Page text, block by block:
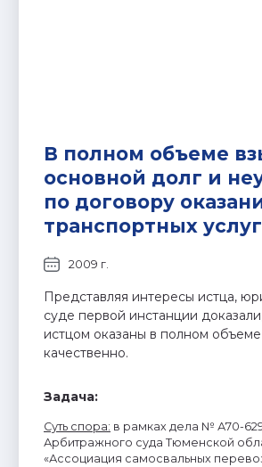
В полном объеме
основной долг и
по договору
транспортных услуг
Представляя интересы истца,
суде первой инстанции
истцом оказаны в полном
качественно.
2009 г.
Задача:
Суть спора: в рамках дела № А70-
Арбитражного суда Тюменской
«Ассоциация самосвальных